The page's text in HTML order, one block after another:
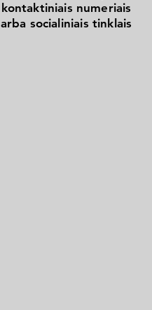
kontaktiniais numeriais
arba socialiniais tinklais